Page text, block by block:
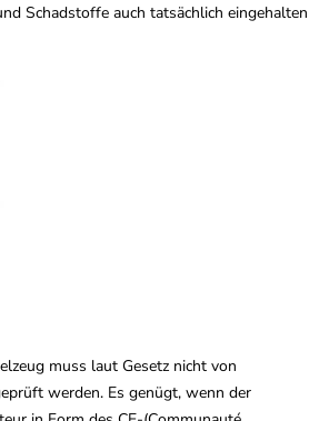
Schadstoffe auch tatsächlich eingehalten
muss laut Gesetz nicht von
werden. Es genügt, wenn der